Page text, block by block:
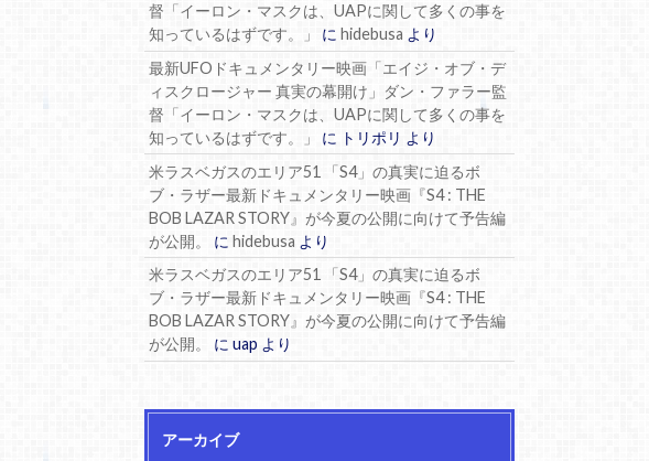
督「イーロン・マスクは、UAPに関して多くの事を
知っているはずです。」
にhidebusa より
最新UFOドキュメンタリー映画「エイジ・オブ・デ
ィスクロージャー 真実の幕開け」ダン・ファラー監
督「イーロン・マスクは、UAPに関して多くの事を
知っているはずです。」
に トリポリ より
米ラスベガスのエリア51 「S4」の真実に迫るボ
ブ・ラザー最新ドキュメンタリー映画『S4 : THE
BOB LAZAR STORY』が今夏の公開に向けて予告編
が公開。
にhidebusa より
米ラスベガスのエリア51 「S4」の真実に迫るボ
ブ・ラザー最新ドキュメンタリー映画『S4 : THE
BOB LAZAR STORY』が今夏の公開に向けて予告編
が公開。
にuap より
アーカイブ